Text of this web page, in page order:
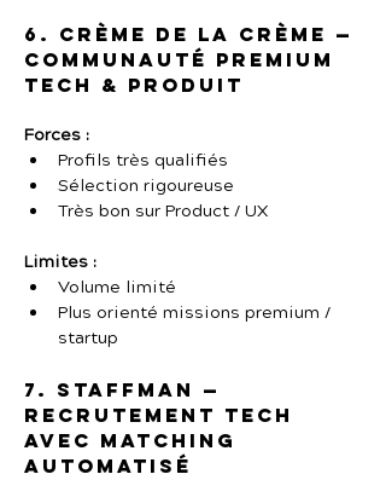
6. Crème de la Crème —
Communauté premium
Tech & Produit
Forces :
Profils très qualifiés
Sélection rigoureuse
Très bon sur Product / UX
Limites :
Volume limité
Plus orienté missions premium /
startup
7. Staffman —
Recrutement Tech
avec matching
automatisé